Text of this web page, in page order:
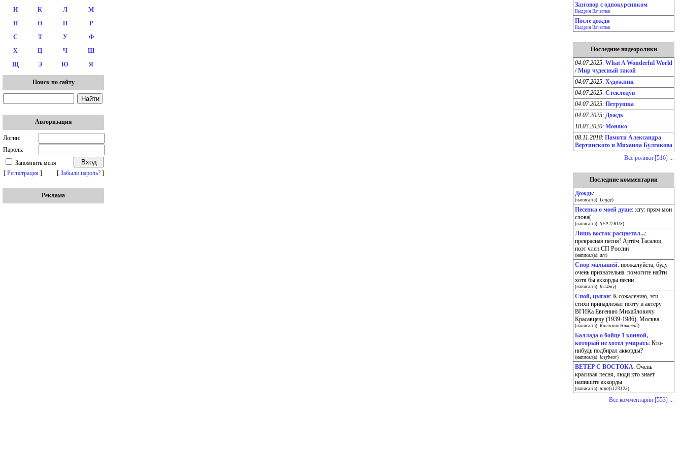
И
К Л
М
Н
О П
Р
С
Т У
Ф
Х
Ц Ч
Ш
Щ
Э Ю Я
Поиск по сайту
Авторизация
Логин:
Пароль:
Запомнить меня
[ Регистрация ] [ Забыли пароль? ]
Реклама
Зазговор с однокурсником
Выдрин Вячеслав
После дождя
Выдрин Вячеслав
Последние видеоролики
04.07.2025: What A Wonderful World
/ Мир чудесный такой
04.07.2025: Художник
04.07.2025: Стеклодув
04.07.2025: Петрушка
04.07.2025: Дождь
18.03.2020: Монако
08.11.2018: Памяти Александра
Вертинского и Михаила Булгакова
Все ролики [516] ...
Последние комментарии
Дождь: ...
(написал(а): Loggy)
Песенка о моей душе: :cry: прям мои
слова(
(написал(а): SFP27RUS)
Лишь восток расцветал...:
прекрасная песня! Артём Тасалов,
поэт член СП России
(написал(а): art)
Спор малышей: поожалуйста, буду
очень признательна. помогите найти
хотя бы аккорды песни
(написал(а): fo14my)
Спой, цыган: К сожалению, эти
стихи принадлежат поэту и актеру
ВГИКа Евгению Михайловичу
Красавцеву (1939-1986), Москва...
(написал(а): Котомин Николай)
Баллада о бойце 1 конной,
который не хотел умирать: Кто-
нибудь подбирал аккорды?
(написал(а): lazybear)
ВЕТЕР С ВОСТОКА: Очень
красивая песня, люди кто знает
напишите аккорды
(написал(а): pipofs123123)
Все комментарии [553] ...